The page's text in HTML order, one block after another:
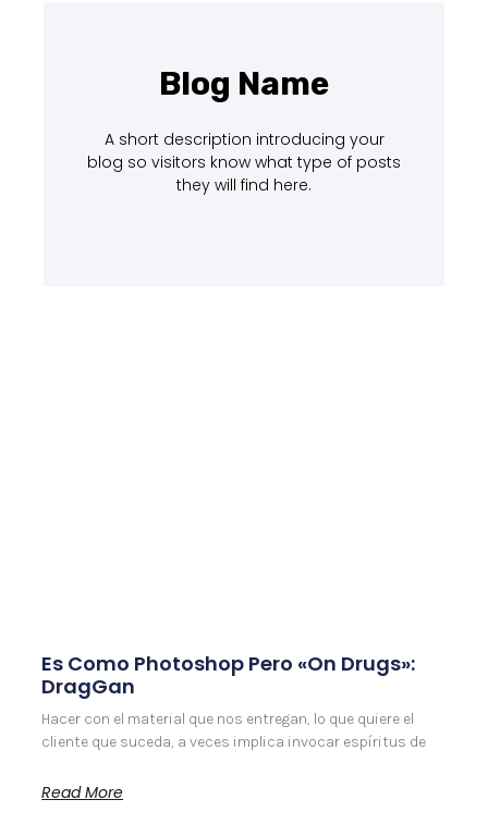
Blog Name
A short description introducing your
blog so visitors know what type of posts
they will find here.
Es Como Photoshop Pero «On Drugs»:
DragGan
Hacer con el material que nos entregan, lo que quiere el
cliente que suceda, a veces implica invocar espíritus de
Read More